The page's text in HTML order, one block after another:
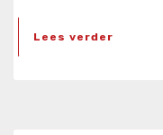
Lees verder